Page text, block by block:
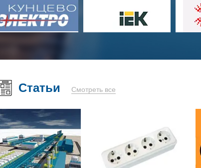
Статьи Смотреть все